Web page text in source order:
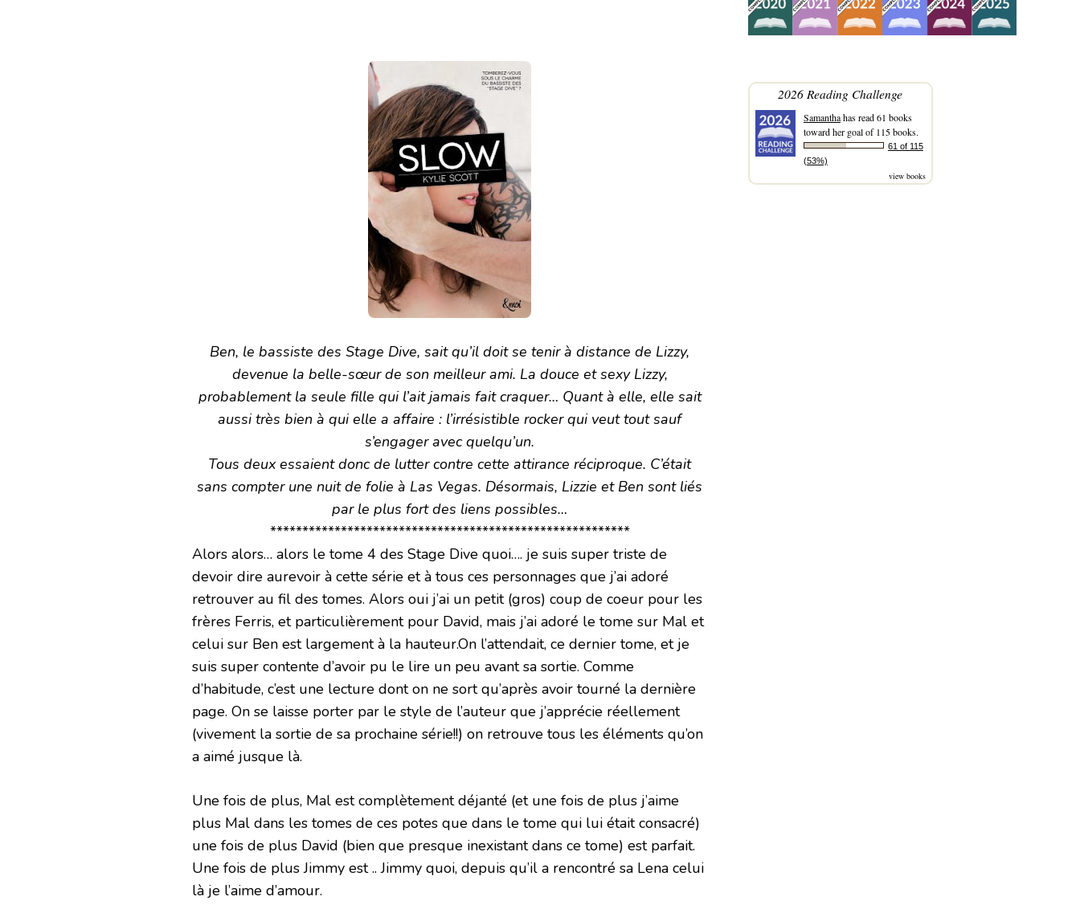
Ben, le bassiste des Stage Dive, sait qu’il doit se tenir à distance de Lizzy,
devenue la belle-sœur de son meilleur ami. La douce et sexy Lizzy,
probablement la seule fille qui l’ait jamais fait craquer… Quant à elle, elle sait
aussi très bien à qui elle a affaire : l’irrésistible rocker qui veut tout sauf
s’engager avec quelqu’un.
Tous deux essaient donc de lutter contre cette attirance réciproque. C’était
sans compter une nuit de folie à Las Vegas. Désormais, Lizzie et Ben sont liés
par le plus fort des liens possibles…
********************************************************
Alors alors… alors le tome 4 des Stage Dive quoi…. je suis super triste de
devoir dire aurevoir à cette série et à tous ces personnages que j’ai adoré
retrouver au fil des tomes. Alors oui j’ai un petit (gros) coup de coeur pour les
frères Ferris, et particulièrement pour David, mais j’ai adoré le tome sur Mal et
celui sur Ben est largement à la hauteur.On l’attendait, ce dernier tome, et je
suis super contente d’avoir pu le lire un peu avant sa sortie. Comme
d’habitude, c’est une lecture dont on ne sort qu’après avoir tourné la dernière
page. On se laisse porter par le style de l’auteur que j’apprécie réellement
(vivement la sortie de sa prochaine série!!) on retrouve tous les éléments qu’on
a aimé jusque là.
Une fois de plus, Mal est complètement déjanté (et une fois de plus j’aime
plus Mal dans les tomes de ces potes que dans le tome qui lui était consacré)
une fois de plus David (bien que presque inexistant dans ce tome) est parfait.
Une fois de plus Jimmy est .. Jimmy quoi, depuis qu’il a rencontré sa Lena celui
là je l’aime d’amour.
2026 Reading Challenge
Samanthahas read 61 books
toward her goal of 115 books.
61 of 115
(53%)
view books